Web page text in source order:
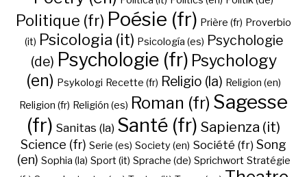
Politique (fr) Poésie (fr) Prière (fr) Proverbio
(it) Psicologia (it) Psicología (es) Psychologie
(de) Psychologie (fr) Psychology
(en) Psykologi Recette (fr) Religio (la) Religion (en)
Religion (fr) Religión (es) Roman (fr) Sagesse
(fr) Sanitas (la) Santé (fr) Sapienza (it)
Science (fr) Serie (es) Society (en) Société (fr) Song
(en) Sophia (la) Sport (it) Sprache (de) Sprichwort Stratégie